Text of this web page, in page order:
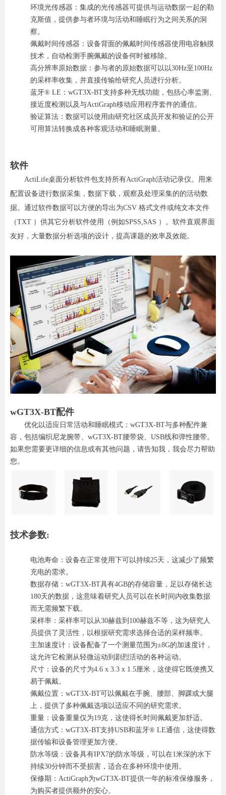
环境光传感器：集成的光传感器可提供与运动数据一起的勒
克斯值，提供参与者环境与活动和睡眠行为之间关系的洞
察。
佩戴时间传感器：设备背面的佩戴时间传感器使用电容触摸
技术，自动检测手腕佩戴的设备何时被移除。
高分辨率原始数据：参与者的原始数据可以以30Hz至100Hz
的采样率收集，并直接传输给研究人员进行分析。
蓝牙® LE：wGT3X-BT支持多种无线功能，包括心率监测、
接近度检测以及与ActiGraph移动应用程序套件的通信。
验证算法：数据可以使用由研究社区成员开发和验证的公开
可用算法转换成各种客观活动和睡眠测量。
软件
ActiLife桌面分析软件包支持所有ActiGraph活动记录仪。用来
配置设备进行数据采集，数据下载，观察及处理采集的的活动数
据。通过软件数据可以方便的导出为CSV 格式文件或纯文本文件
（TXT ）供其它分析软件使用（例如SPSS,SAS ）。软件直观界面
友好，大量数据分析选项的设计，提高课题的效率及效能。
wGT3X-BT配件
优化以适应日常活动和睡眠模式：wGT3X-BT与多种配件兼
容，包括编织尼龙腕带、wGT3X-BT腰带袋、USB线和弹性腰带。
如果您需要更详细的信息或有其他问题，请告知我，我会尽力帮助
您。
技术参数:
电池寿命：设备在正常使用下可以持续25天，这减少了频繁
充电的需求。
数据存储：wGT3X-BT具有4GB的存储容量，足以存储长达
180天的数据，这意味着研究人员可以在长时间内收集数据
而无需频繁下载。
采样率：采样率可以从30赫兹到100赫兹不等，这为研究人
员提供了灵活性，以根据研究需求选择合适的采样频率。
主加速度计：设备配备了一个测量范围为±8G的加速度计，
这允许它检测从轻微运动到剧烈活动的各种运动。
尺寸：设备的尺寸为4.6 x 3.3 x 1.5厘米，这使得它既便携又
易于佩戴。
佩戴位置：wGT3X-BT可以佩戴在手腕、腰部、脚踝或大腿
上，提供了多种佩戴选项以适应不同的研究需求。
重量：设备重量仅为19克，这使得长时间佩戴更加舒适。
通信方式：wGT3X-BT支持USB和蓝牙® LE通信，这使得数
据传输和设备管理更加方便。
防水等级：设备具有IPX7的防水等级，可以在1米深的水下
持续30分钟而不受损害，适合在多种环境中使用。
保修期：ActiGraph为wGT3X-BT提供一年的标准保修服务，
为购买者提供额外的安心。